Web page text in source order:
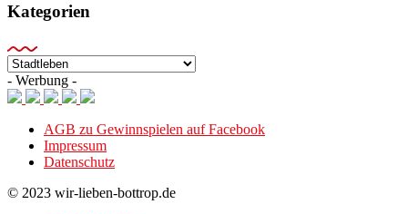
Kategorien
Kategorien
- Werbung -
AGB zu Gewinnspielen auf Facebook
Impressum
Datenschutz
© 2023 wir-lieben-bottrop.de